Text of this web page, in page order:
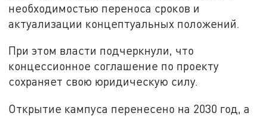
необходимостью переноса сроков и
актуализации концептуальных положений.
При этом власти подчеркнули, что
концессионное соглашение по проекту
сохраняет свою юридическую силу.
Открытие кампуса перенесено на 2030 год, а